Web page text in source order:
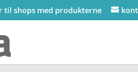
til shops med produkterne